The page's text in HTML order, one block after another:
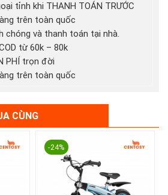
tỉnh khi THANH TOÁN TRƯỚC
trên toàn quốc
chóng và thanh toán tại nhà.
từ 60k – 80k
PHÍ trọn đời
trên toàn quốc
CÙNG
-24%